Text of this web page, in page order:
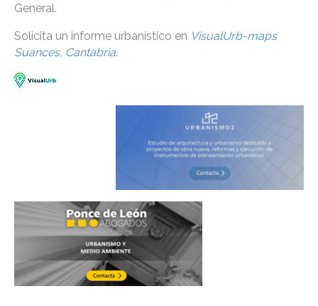
General.
Solicita un informe urbanístico en VisualUrb-maps
Suances, Cantabria.